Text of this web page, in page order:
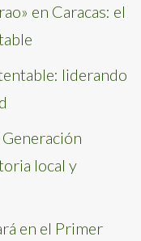
en Caracas: el
liderando
local y
en el Primer